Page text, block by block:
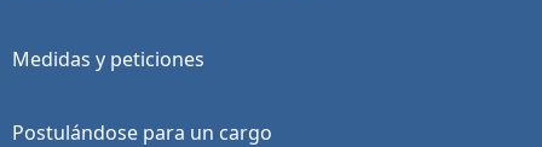
Medidas y peticiones
Postulándose para un cargo